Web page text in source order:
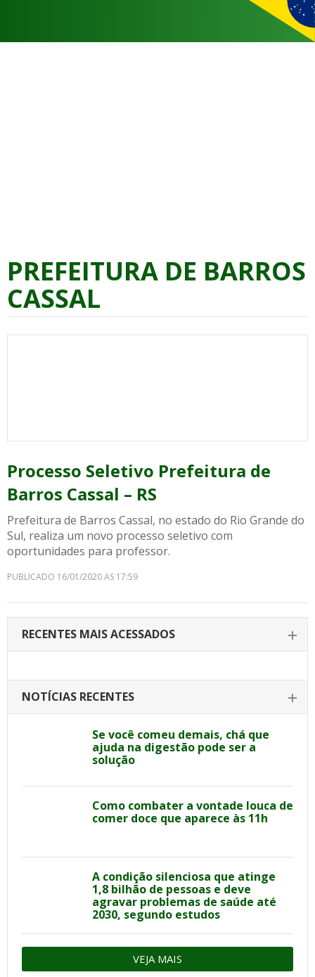
PREFEITURA DE BARROS
CASSAL
Processo Seletivo Prefeitura de
Barros Cassal – RS
Prefeitura de Barros Cassal, no estado do Rio Grande do
Sul, realiza um novo processo seletivo com
oportunidades para professor.
PUBLICADO 16/01/2020 AS 17:59
RECENTES MAIS ACESSADOS
NOTÍCIAS RECENTES
Se você comeu demais, chá que
ajuda na digestão pode ser a
solução
Como combater a vontade louca de
comer doce que aparece às 11h
A condição silenciosa que atinge
1,8 bilhão de pessoas e deve
agravar problemas de saúde até
2030, segundo estudos
VEJA MAIS